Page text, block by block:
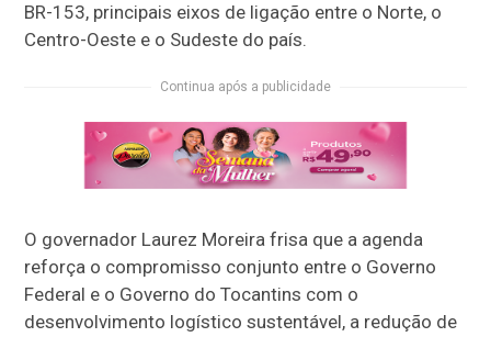
BR-153, principais eixos de ligação entre o Norte, o
Centro-Oeste e o Sudeste do país.
Continua após a publicidade
O governador Laurez Moreira frisa que a agenda
reforça o compromisso conjunto entre o Governo
Federal e o Governo do Tocantins com o
desenvolvimento logístico sustentável, a redução de